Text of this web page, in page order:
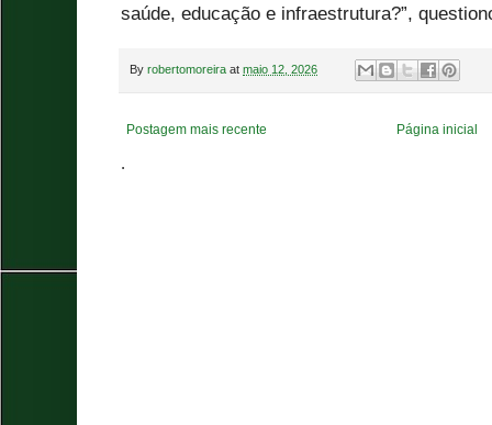
saúde, educação e infraestrutura?”,
By robertomoreira at maio 12, 2026
Postagem mais recente Página inicial
.